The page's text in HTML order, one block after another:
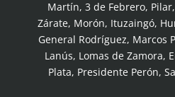
Martín, 3 de Febrero,
Zárate, Morón, Ituzaingó,
General Rodríguez, Marcos
Lanús, Lomas de Zamora,
Plata, Presidente Perón,